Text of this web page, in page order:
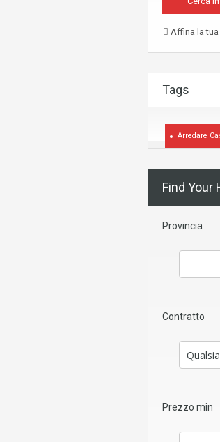
Affina la tua
Tags
Arredare
Find Your
Provincia
Contratto
Prezzo min